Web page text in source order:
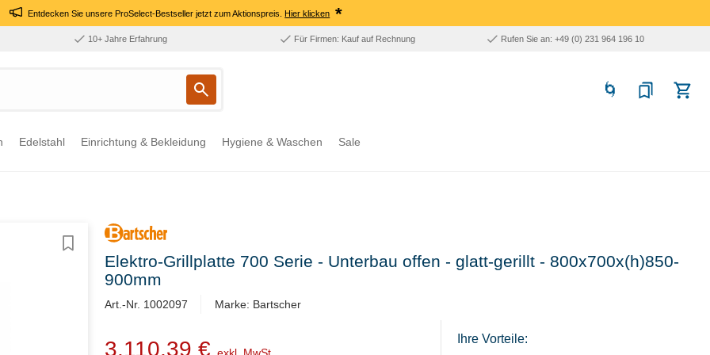
Entdecken Sie unsere ProSelect-Bestseller jetzt zum Aktionspreis.Hier klicken *
10+ Jahre Erfahrung Für Firmen: Kauf auf Rechnung Rufen Sie an: +49 (0) 231 964 196 10
Edelstahl Einrichtung & Bekleidung Hygiene & Waschen Sale
Elektro-Grillplatte 700 Serie - Unterbau offen - glatt-gerillt - 800x700x(h)850-
900mm
Art.-Nr. 1002097 Marke: Bartscher
3.110,39 € Ihre Vorteile: